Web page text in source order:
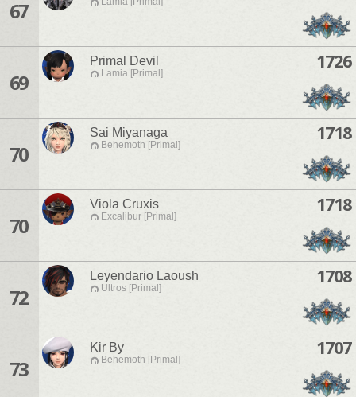
67
69
Primal Devil
Lamia [Primal]
1726
70
Sai Miyanaga
Behemoth [Primal]
1718
70
Viola Cruxis
Excalibur [Primal]
1718
72
Leyendario Laoush
Ultros [Primal]
1708
73
Kir By
Behemoth [Primal]
1707